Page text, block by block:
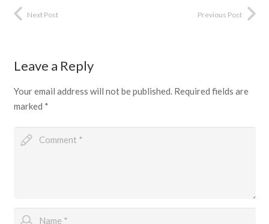
Previous Post
Next Post
Leave a Reply
Your email address will not be published. Required fields are
marked *